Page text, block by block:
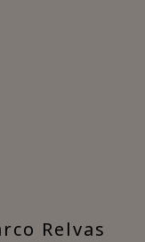
Relvas